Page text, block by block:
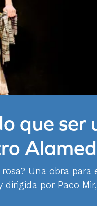
que ser
Una obra para
dirigida por Paco